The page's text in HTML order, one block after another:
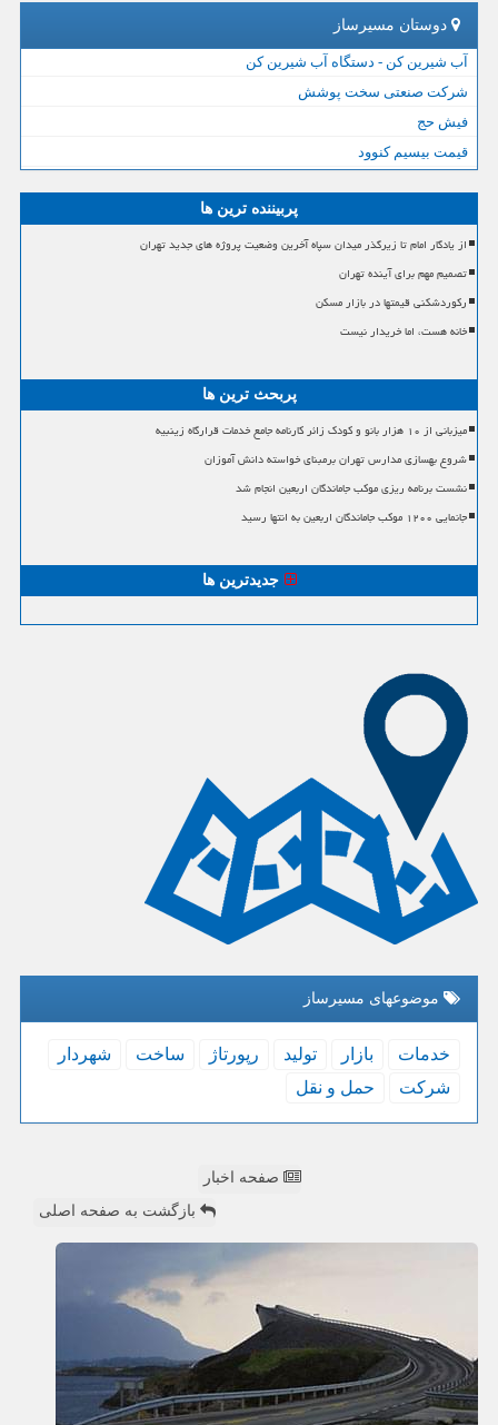
دوستان مسیرساز
آب شیرین کن - دستگاه آب شیرین کن
شرکت صنعتی سخت پوشش
فیش حج
قیمت بیسیم کنوود
پربیننده ترین ها
از یادگار امام تا زیرگذر میدان سپاه آخرین وضعیت پروژه های جدید تهران
تصمیم مهم برای آینده تهران
رکوردشکنی قیمتها در بازار مسکن
خانه هست، اما خریدار نیست
پربحث ترین ها
میزبانی از ۱۰ هزار بانو و کودک زائر کارنامه جامع خدمات قرارگاه زینبیه
شروع بهسازی مدارس تهران برمبنای خواسته دانش آموزان
نشست برنامه ریزی موکب جاماندگان اربعین انجام شد
جانمایی ۱۲۰۰ موکب جاماندگان اربعین به انتها رسید
جدیدترین ها
موضوعهای مسیرساز
خدمات بازار تولید رپورتاژ ساخت
شهردار
شركت
حمل و نقل
صفحه اخبار
بازگشت به صفحه اصلی